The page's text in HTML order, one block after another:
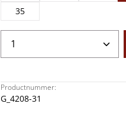
35
Productnummer:
G_4208-31